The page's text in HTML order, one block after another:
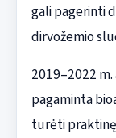
gali pagerinti
dirvožemio
2019–2022
pagaminta
turėti